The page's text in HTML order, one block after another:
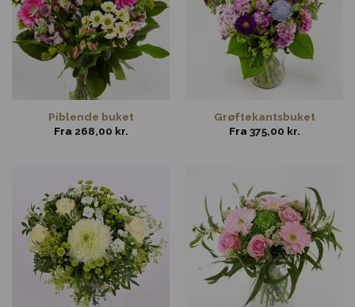
Piblende buket
Fra 268,00 kr.
Grøftekantsbuket
Fra 375,00 kr.